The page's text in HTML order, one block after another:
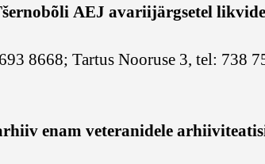
AEJ avariijärgsetel
8668; Tartus Nooruse 3, tel: 738
enam veteranidele